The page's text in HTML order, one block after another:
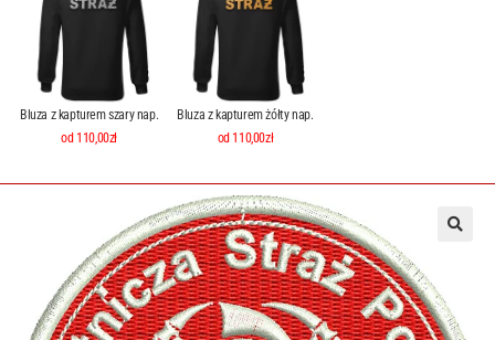
Bluza z kapturem szary nap.
od 110,00zł
Bluza z kapturem żółty nap.
od 110,00zł